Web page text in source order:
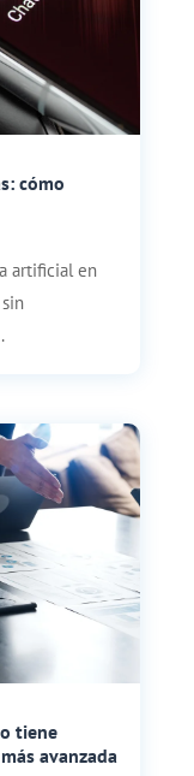
cómo
artificial en
tiene
avanzada